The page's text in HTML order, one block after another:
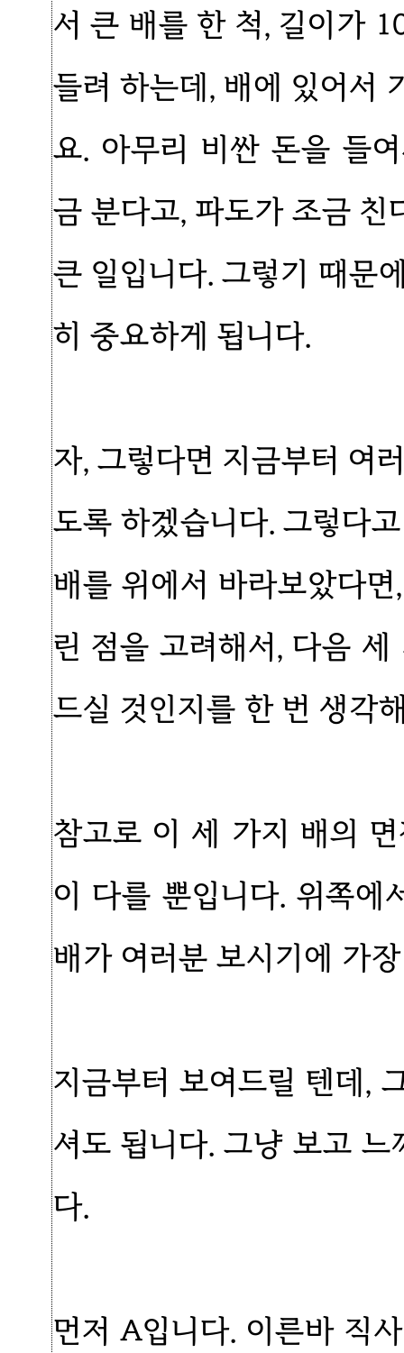
서 큰 배를 한 척, 길이가
들려 하는데, 배에 있어서
요. 아무리 비싼 돈을 들
금 분다고, 파도가 조금 친
큰 일입니다. 그렇기 때문
히 중요하게 됩니다.
자, 그렇다면 지금부터 여
도록 하겠습니다. 그렇다
배를 위에서 바라보았다
린 점을 고려해서, 다음
드실 것인지를 한 번 생각
참고로 이 세 가지 배의
이 다를 뿐입니다. 위쪽
배가 여러분 보시기에 가
지금부터 보여드릴 텐데,
셔도 됩니다. 그냥 보고
다.
먼저 A입니다. 이른바 직